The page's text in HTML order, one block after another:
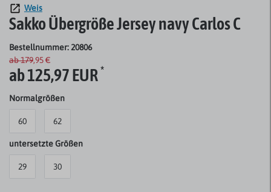
Weis
Sakko Übergröße Jersey navy Carlos C
Bestellnummer: 20806
ab 179,95 €
ab 125,97 EUR*
Normalgrößen
60 62
untersetzte Größen
29 30